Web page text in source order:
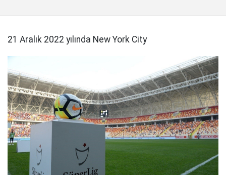
21 Aralık 2022 yılında New York City